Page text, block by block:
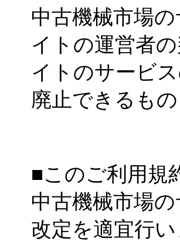
中古機械市場
イトの運営者
イトのサービ
廃止できるも
■このご利用規
中古機械市場
改定を適宜行